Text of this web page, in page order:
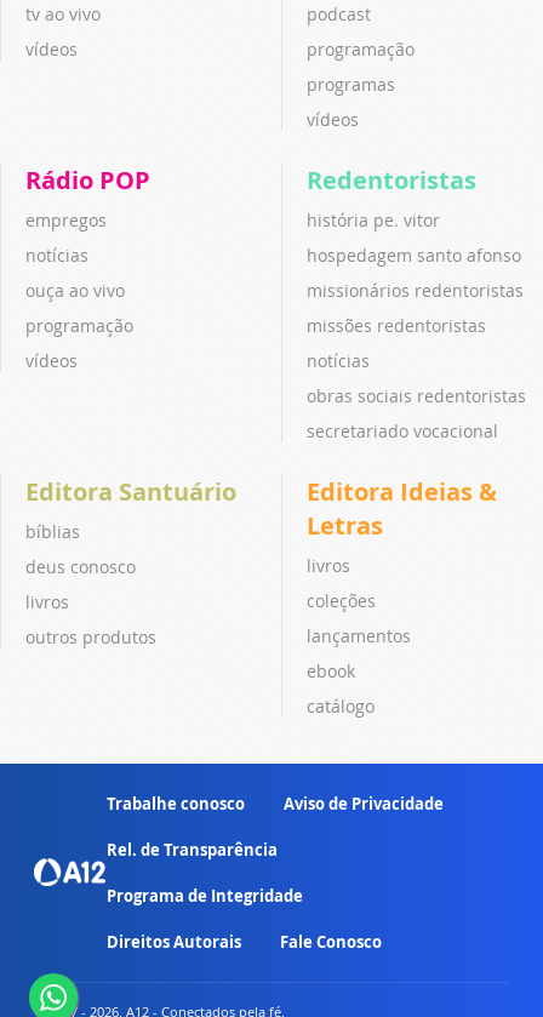
tv ao vivo
vídeos
podcast
programação
programas
vídeos
Rádio POP
empregos
notícias
ouça ao vivo
programação
vídeos
Redentoristas
história pe. vitor
hospedagem santo afonso
missionários redentoristas
missões redentoristas
notícias
obras sociais redentoristas
secretariado vocacional
Editora Santuário
bíblias
deus conosco
livros
outros produtos
Editora Ideias &
Letras
livros
coleções
lançamentos
ebook
catálogo
Trabalhe conosco Aviso de Privacidade
Rel. de Transparência
Programa de Integridade
Direitos Autorais Fale Conosco
© 2007 - 2026. A12 - Conectados pela fé.